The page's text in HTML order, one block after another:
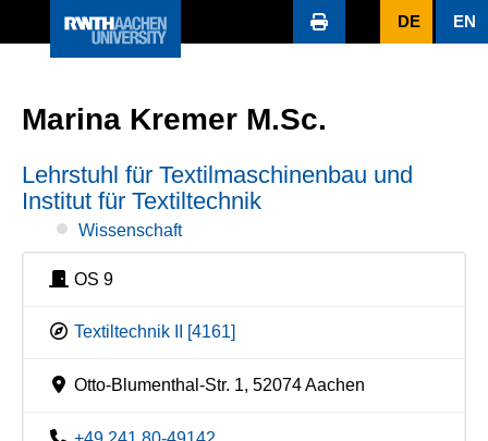
DE EN
Marina Kremer M.Sc.
Lehrstuhl für Textilmaschinenbau und
Institut für Textiltechnik
Wissenschaft
OS 9
Textiltechnik II [4161]
Otto-Blumenthal-Str. 1, 52074 Aachen